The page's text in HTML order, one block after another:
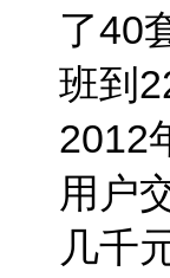
了40
班到
2012
用户
几千